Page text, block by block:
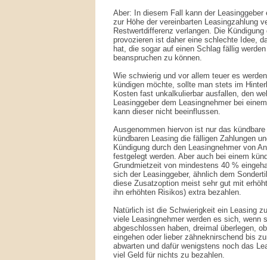
Aber: In diesem Fall kann der
zur Höhe der vereinbarten Leasingzahlung
Restwertdifferenz verlangen. Die
provozieren ist daher eine schlechte Idee,
hat, die sogar auf einen Schlag fällig
beanspruchen zu können.
Wie schwierig und vor allem teuer es
kündigen möchte, sollte man stets im
Kosten fast unkalkulierbar ausfallen, den
Leasinggeber dem Leasingnehmer bei
kann dieser nicht beeinflussen.
Ausgenommen hiervon ist nur das
kündbaren Leasing die fälligen Zahlungen
Kündigung durch den Leasingnehmer von
festgelegt werden. Aber auch bei einem
Grundmietzeit von mindestens 40 %
sich der Leasinggeber, ähnlich dem
diese Zusatzoption meist sehr gut mit
ihn erhöhten Risikos) extra bezahlen.
Natürlich ist die Schwierigkeit ein Leasing
viele Leasingnehmer werden es sich, wenn
abgeschlossen haben, dreimal überlegen,
eingehen oder lieber zähneknirschend bis
abwarten und dafür wenigstens noch das
viel Geld für nichts zu bezahlen.